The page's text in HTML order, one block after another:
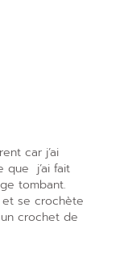
car j’ai
que j’ai fait
tombant.
et se crochète
crochet de